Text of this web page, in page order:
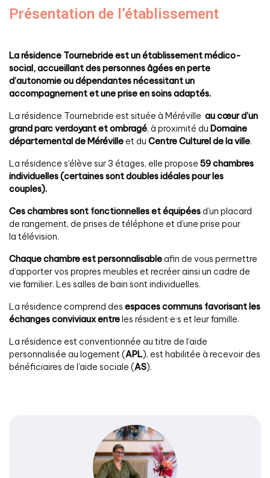
Présentation de l’établissement
La résidence Tournebride est un établissement médico-
social, accueillant des personnes âgées en perte
d’autonomie ou dépendantes nécessitant un
accompagnement et une prise en soins adaptés.
La résidence Tournebride est située à Méréville au cœur d’un
grand parc verdoyant et ombragé, à proximité du Domaine
départemental de Méréville et du Centre Culturel de la ville.
La résidence s’élève sur 3 étages, elle propose 59chambres
individuelles (certaines sont doubles idéales pour les
couples).
Ces chambres sont fonctionnelles et équipées d’un placard
de rangement, de prises de téléphone et d’une prise pour
la télévision.
Chaque chambre est personnalisable afin de vous permettre
d’apporter vos propres meubles et recréer ainsi un cadre de
vie familier. Les salles de bain sont individuelles.
La résidence comprend des espaces communs favorisant les
échanges conviviaux entreles résident·e·s et leur famille.
La résidence est conventionnée au titre de l’aide
personnalisée au logement (APL), est habilitée à recevoir des
bénéficiaires de l’aide sociale (AS).